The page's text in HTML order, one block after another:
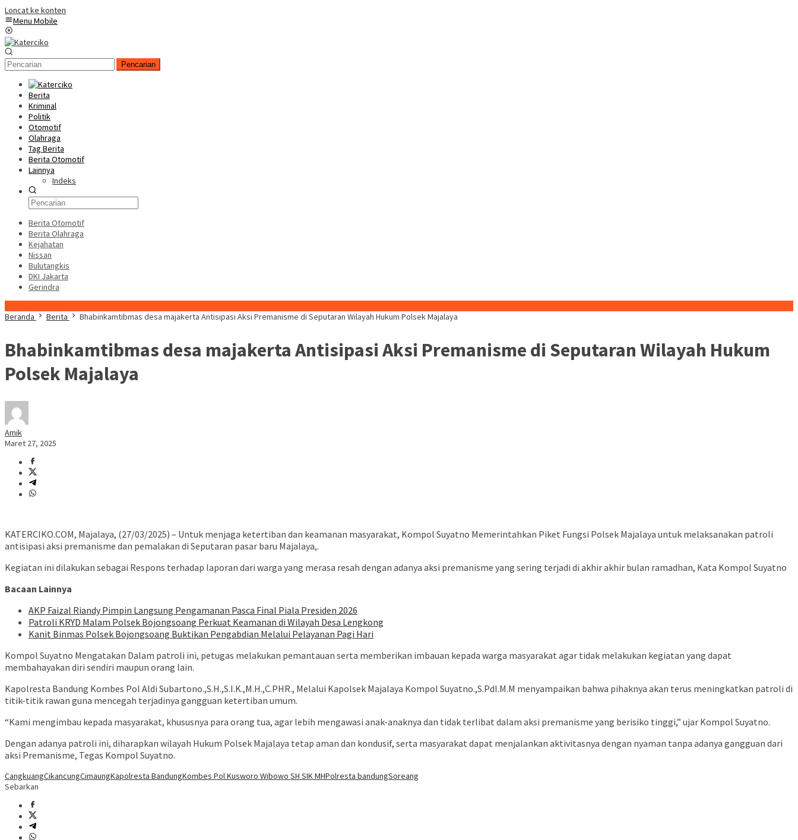
Loncat ke konten
Menu Mobile
Pencarian
Berita
Kriminal
Politik
Otomotif
Olahraga
Tag Berita
Berita Otomotif
Lainnya
Indeks
Berita Otomotif
Berita Olahraga
Kejahatan
Nissan
Bulutangkis
DKI Jakarta
Gerindra
Beranda
Berita Bhabinkamtibmas desa majakerta Antisipasi Aksi Premanisme di Seputaran Wilayah Hukum Polsek Majalaya
Bhabinkamtibmas desa majakerta Antisipasi Aksi Premanisme di Seputaran Wilayah Hukum
Polsek Majalaya
Amik
Maret 27, 2025
KATERCIKO.COM, Majalaya, (27/03/2025) – Untuk menjaga ketertiban dan keamanan masyarakat, Kompol Suyatno Memerintahkan Piket Fungsi Polsek Majalaya untuk melaksanakan patroli
antisipasi aksi premanisme dan pemalakan di Seputaran pasar baru Majalaya,.
Kegiatan ini dilakukan sebagai Respons terhadap laporan dari warga yang merasa resah dengan adanya aksi premanisme yang sering terjadi di akhir akhir bulan ramadhan, Kata Kompol Suyatno
Bacaan Lainnya
AKP Faizal Riandy Pimpin Langsung Pengamanan Pasca Final Piala Presiden 2026
Patroli KRYD Malam Polsek Bojongsoang Perkuat Keamanan di Wilayah Desa Lengkong
Kanit Binmas Polsek Bojongsoang Buktikan Pengabdian Melalui Pelayanan Pagi Hari
Kompol Suyatno Mengatakan Dalam patroli ini, petugas melakukan pemantauan serta memberikan imbauan kepada warga masyarakat agar tidak melakukan kegiatan yang dapat
membahayakan diri sendiri maupun orang lain.
Kapolresta Bandung Kombes Pol Aldi Subartono.,S.H.,S.I.K.,M.H.,C.PHR., Melalui Kapolsek Majalaya Kompol Suyatno.,S.PdI.M.M menyampaikan bahwa pihaknya akan terus meningkatkan patroli di
titik-titik rawan guna mencegah terjadinya gangguan ketertiban umum.
“Kami mengimbau kepada masyarakat, khususnya para orang tua, agar lebih mengawasi anak-anaknya dan tidak terlibat dalam aksi premanisme yang berisiko tinggi,” ujar Kompol Suyatno.
Dengan adanya patroli ini, diharapkan wilayah Hukum Polsek Majalaya tetap aman dan kondusif, serta masyarakat dapat menjalankan aktivitasnya dengan nyaman tanpa adanya gangguan dari
aksi Premanisme, Tegas Kompol Suyatno.
CangkuangCikancungCimaungKapolresta BandungKombes Pol Kusworo Wibowo SH SIK MHPolresta bandungSoreang
Sebarkan